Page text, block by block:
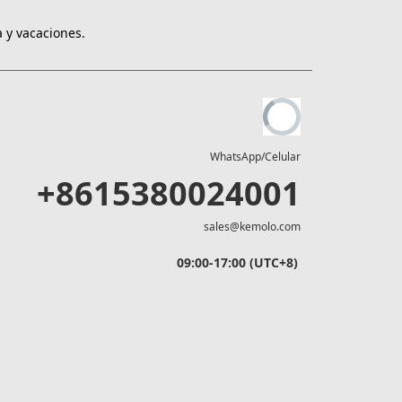
vacaciones.
WhatsApp/Celular
+8615380024001
sales@kemolo.com
09:00-17:00 (UTC+8)